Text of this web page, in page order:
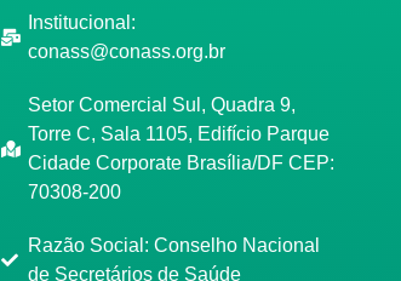
Institucional:
conass@conass.org.br
Setor Comercial Sul, Quadra 9,
Torre C, Sala 1105, Edifício Parque
Cidade Corporate Brasília/DF CEP:
70308-200
Razão Social: Conselho Nacional
de Secretários de Saúde